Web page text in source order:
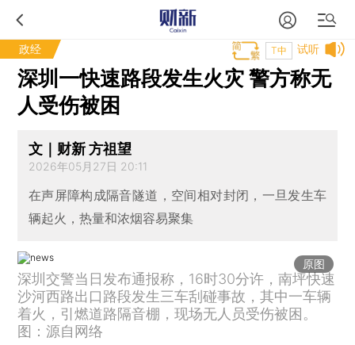
政经 试听
T中
深圳一快速路段发生火灾 警方称无
人受伤被困
文｜财新 方祖望
2026年05月27日 20:11
在声屏障构成隔音隧道，空间相对封闭，一旦发生车
辆起火，热量和浓烟容易聚集
原图
深圳交警当日发布通报称，16时30分许，南坪快速
沙河西路出口路段发生三车刮碰事故，其中一车辆
着火，引燃道路隔音棚，现场无人员受伤被困。
图：源自网络